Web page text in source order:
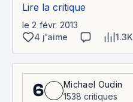
Lire la critique
le 2 févr. 2013
4 j'aime
1.3K
6
Michael Oudin
1538 critiques